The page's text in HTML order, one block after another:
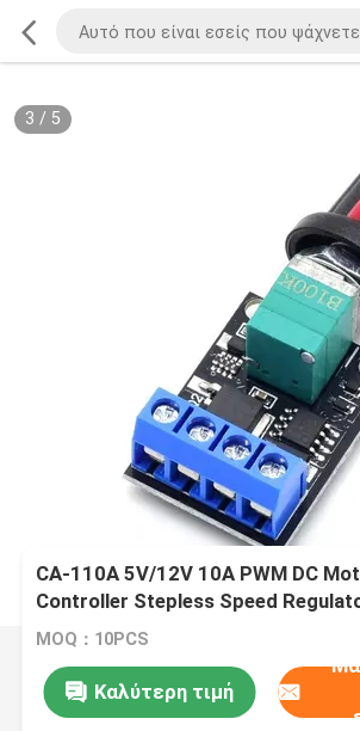
3 / 5
CA-110A 5V/12V 10A PWM DC
Controller Stepless Speed
Power Governor Πίνακες οδηγών
MOQ：10PCS
Καλύτερη τιμή